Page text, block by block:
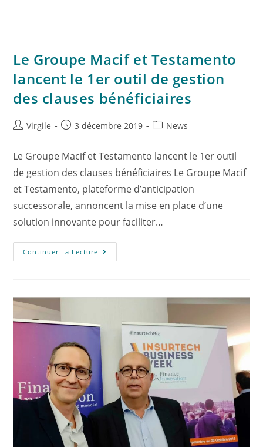
Le Groupe Macif et Testamento
lancent le 1er outil de gestion
des clauses bénéficiaires
Virgile 3 décembre 2019 News
Le Groupe Macif et Testamento lancent le 1er outil
de gestion des clauses bénéficiaires Le Groupe Macif
et Testamento, plateforme d’anticipation
successorale, annoncent la mise en place d’une
solution innovante pour faciliter…
Continuer La Lecture